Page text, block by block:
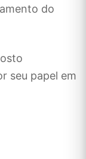
do
seu papel em